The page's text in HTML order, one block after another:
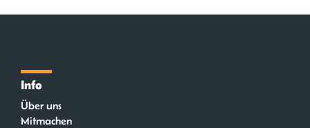
Info
Über uns
Mitmachen